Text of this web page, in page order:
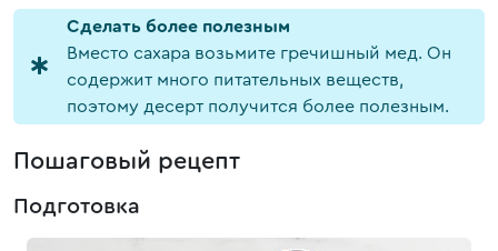
Cделать более полезным
Вместо сахара возьмите гречишный мед. Он
содержит много питательных веществ,
поэтому десерт получится более полезным.
Пошаговый рецепт
Подготовка